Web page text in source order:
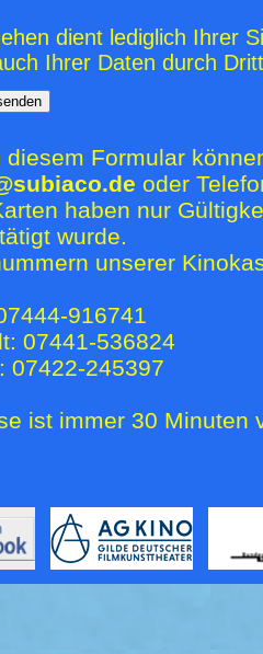
dient lediglich Ihrer
Ihrer Daten durch
Formular
oder
haben nur
wurde.
unserer
916741
07441-536824
07422-245397
ist immer 30 Minuten